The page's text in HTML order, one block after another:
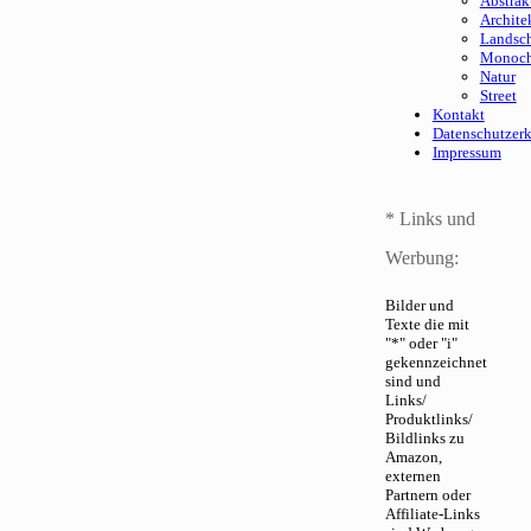
Natur
Street
Kontakt
Impressum
* Links und
Werbung:
Bilder und
Texte die mit
"*" oder "i"
gekennzeichnet
sind und
Links/
Produktlinks/
Bildlinks zu
Amazon,
externen
Partnern oder
Affiliate-Links